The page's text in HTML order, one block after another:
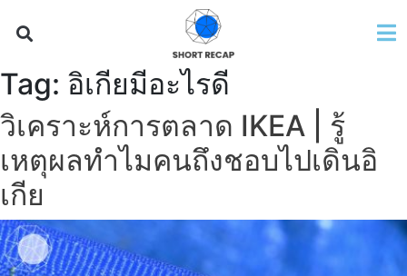
Tag: อิเกียมีอะไรดี
วิเคราะห์การตลาด IKEA | รู้
เหตุผลทำไมคนถึงชอบไปเดินอิ
เกีย